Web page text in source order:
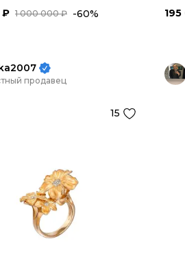
1 000 000 ₽
₽ -60%
продавец
15